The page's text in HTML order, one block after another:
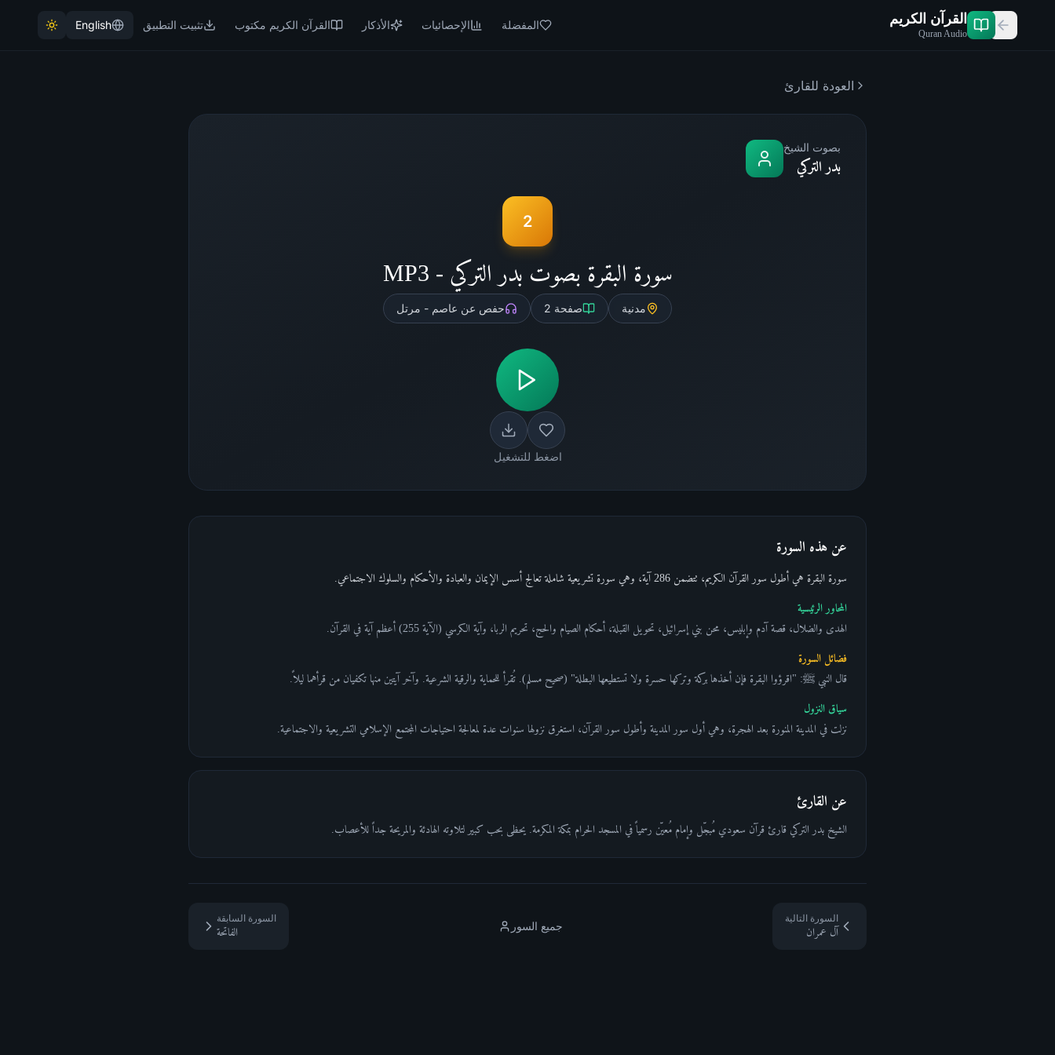
القرآن الكريم
Quran Audio
المفضلة الإحصائيات الأذكار القرآن الكريم مكتوب تثبيت التطبيق English
العودة للقارئ
بصوت الشيخ
بدر التركي
2
سورة البقرة بصوت بدر التركي - MP3
مدنية صفحة 2 حفص عن عاصم - مرتل
اضغط للتشغيل
عن هذه السورة
سورة البقرة هي أطول سور القرآن الكريم، تتضمن 286 آية، وهي سورة تشريعية شاملة تعالج أسس الإيمان والعبادة والأحكام والسلوك الاجتماعي.
المحاور الرئيسية
الهدى والضلال، قصة آدم وإبليس، محن بني إسرائيل، تحويل القبلة، أحكام الصيام والحج، تحريم الربا، وآية الكرسي (الآية 255) أعظم آية في القرآن.
فضائل السورة
قال النبي ﷺ: "اقرؤوا البقرة فإن أخذها بركة وتركها حسرة ولا تستطيعها البطلة" (صحيح مسلم). تُقرأ للحماية والرقية الشرعية. وآخر آيتين منها تكفيان من قرأهما ليلاً.
سياق النزول
نزلت في المدينة المنورة بعد الهجرة، وهي أول سور المدينة وأطول سور القرآن، استغرق نزولها سنوات عدة لمعالجة احتياجات المجتمع الإسلامي التشريعية والاجتماعية.
عن القارئ
الشيخ بدر التركي قارئ قرآن سعودي مُبجّل وإمام مُعيّن رسمياً في المسجد الحرام بمكة المكرمة. يحظى بحب كبير لتلاوته الهادئة والمريحة جداً للأعصاب.
السورة السابقة
الفاتحة
جميع السور
السورة التالية
آل عمران